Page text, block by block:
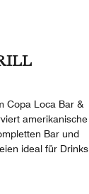
Copa Loca Bar &
amerikanische
Bar und
ideal für Drinks